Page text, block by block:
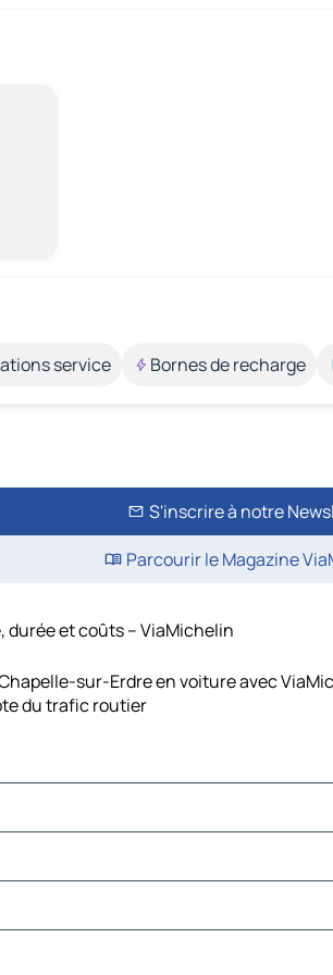
service Bornes de recharge
S'inscrire à notre
Parcourir le Magazine
et coûts – ViaMichelin
sur-Erdre en voiture avec
du trafic routier